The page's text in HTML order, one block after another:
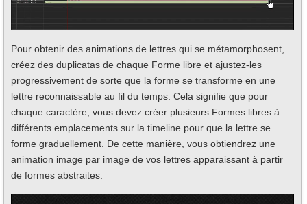
Pour obtenir des animations de lettres qui se métamorphosent,
créez des duplicatas de chaque Forme libre et ajustez-les
progressivement de sorte que la forme se transforme en une
lettre reconnaissable au fil du temps. Cela signifie que pour
chaque caractère, vous devez créer plusieurs Formes libres à
différents emplacements sur la timeline pour que la lettre se
forme graduellement. De cette manière, vous obtiendrez une
animation image par image de vos lettres apparaissant à partir
de formes abstraites.